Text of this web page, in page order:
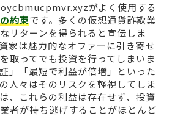
がよく使用する
約束です。多くの仮想通貨詐欺業
リターンを得られると宣伝しま
家は魅力的なオファーに引き寄せ
取ってでも投資を行ってしまいま
」「最短で利益が倍増」といった
人々はそのリスクを軽視してしま
、これらの利益は存在せず、投資
者が持ち逃げすることがほとんど